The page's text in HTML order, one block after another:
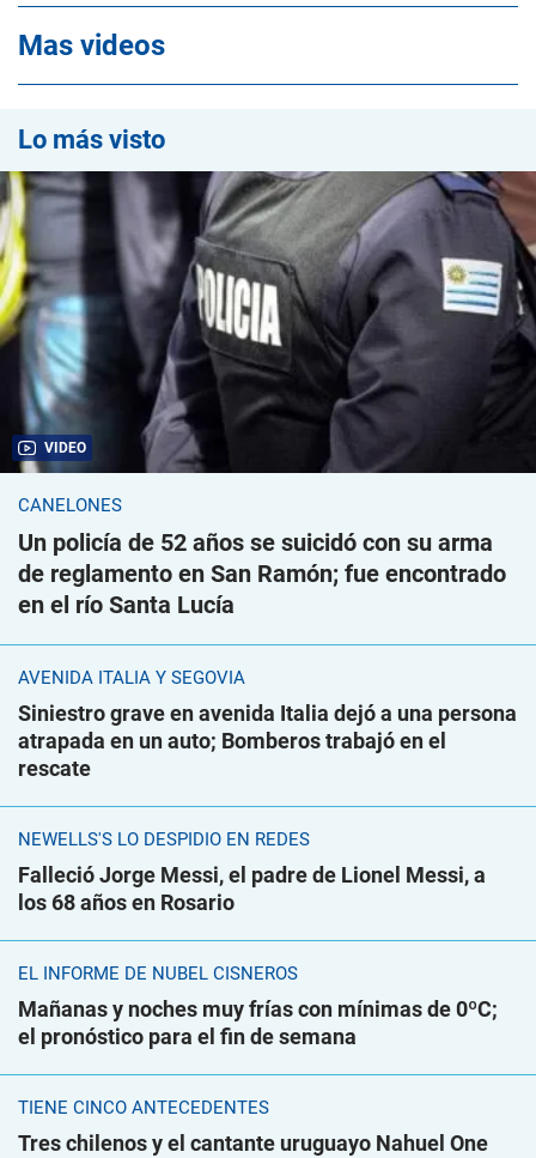
Mas videos
Lo más visto
VIDEO
CANELONES
Un policía de 52 años se suicidó con su arma
de reglamento en San Ramón; fue encontrado
en el río Santa Lucía
AVENIDA ITALIA Y SEGOVIA
Siniestro grave en avenida Italia dejó a una persona
atrapada en un auto; Bomberos trabajó en el
rescate
NEWELLS'S LO DESPIDIÓ EN REDES
Falleció Jorge Messi, el padre de Lionel Messi, a
los 68 años en Rosario
EL INFORME DE NUBEL CISNEROS
Mañanas y noches muy frías con mínimas de 0ºC;
el pronóstico para el fin de semana
TIENE CINCO ANTECEDENTES
Tres chilenos y el cantante uruguayo Nahuel One